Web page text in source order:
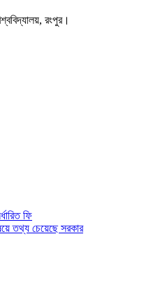
রংপুর।
ফি
তথ্য চেয়েছে সরকার